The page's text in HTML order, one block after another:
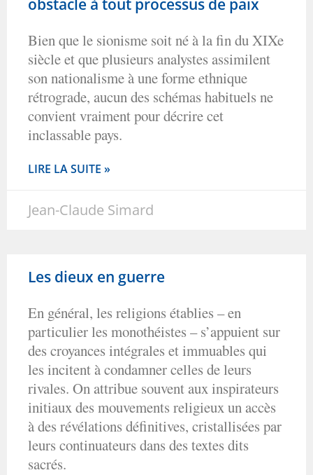
obstacle à tout processus de paix
Bien que le sionisme soit né à la fin du XIXe
siècle et que plusieurs analystes assimilent
son nationalisme à une forme ethnique
rétrograde, aucun des schémas habituels ne
convient vraiment pour décrire cet
inclassable pays.
LIRE LA SUITE »
Jean-Claude Simard
Les dieux en guerre
En général, les religions établies – en
particulier les monothéistes – s’appuient sur
des croyances intégrales et immuables qui
les incitent à condamner celles de leurs
rivales. On attribue souvent aux inspirateurs
initiaux des mouvements religieux un accès
à des révélations définitives, cristallisées par
leurs continuateurs dans des textes dits
sacrés.